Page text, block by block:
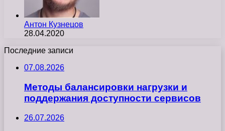
Антон Кузнецов
28.04.2020
Последние записи
07.08.2026
Методы балансировки нагрузки и
поддержания доступности сервисов
26.07.2026